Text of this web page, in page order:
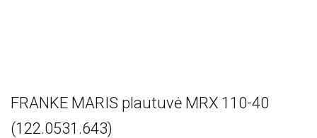
FRANKE MARIS plautuvė MRX 110-40
(122.0531.643)